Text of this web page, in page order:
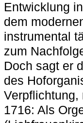
Entwicklung
dem
instrumental
zum
Doch sagt er
des
Verpflichtung,
1716: Als